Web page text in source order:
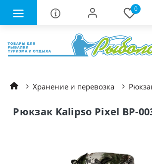
0
Хранение и перевозка
Рюкзак Kalipso Pixel BP-